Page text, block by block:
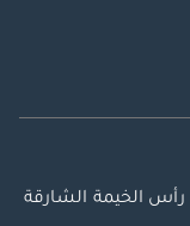
رأس الخيمة الشارقة